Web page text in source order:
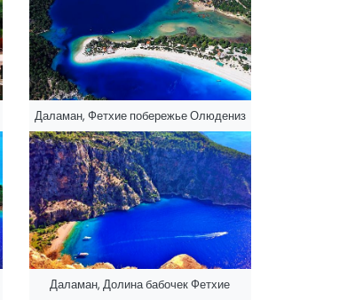
Даламан, Фетхие побережье Олюдениз
Даламан, Долина бабочек Фетхие